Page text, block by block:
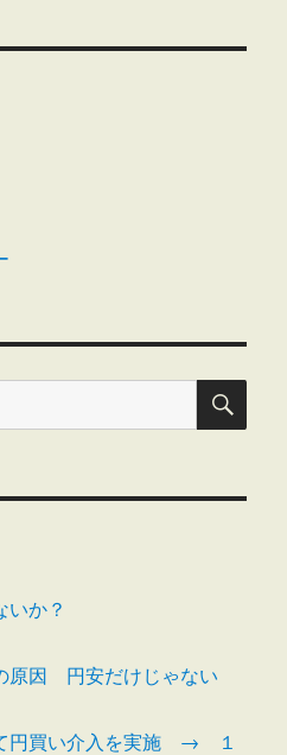
検
いか？
原因 円安だけじゃない
円買い介入を実施 → １